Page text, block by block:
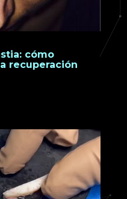
cómo
recuperación